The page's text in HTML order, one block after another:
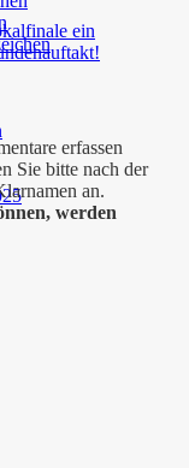
ein
erfassen
Sie bitte nach der
an.
werden